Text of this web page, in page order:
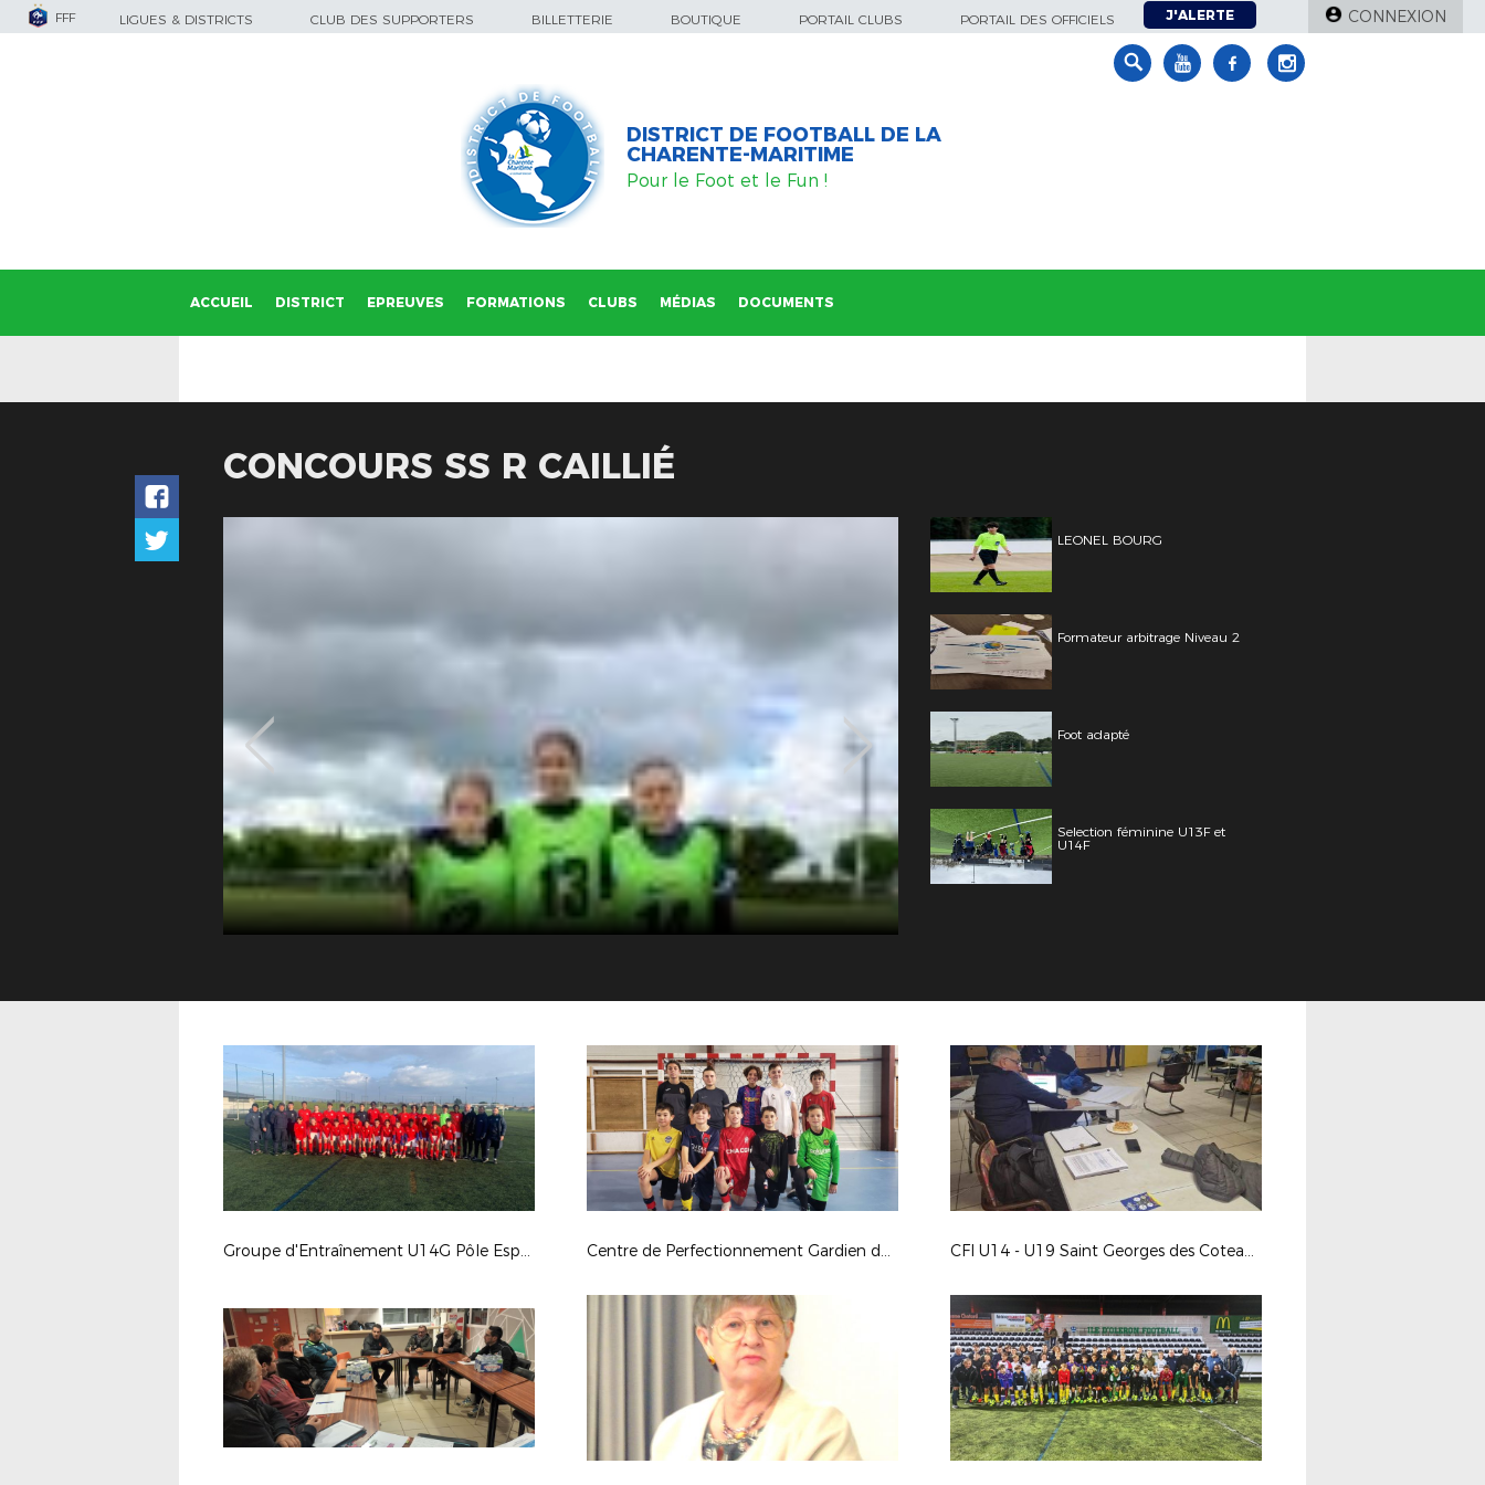
FFF LIGUES & DISTRICTS CLUB DES SUPPORTERS BILLETTERIE BOUTIQUE PORTAIL CLUBS PORTAIL DES OFFICIELS J'ALERTE CONNEXION
DISTRICT DE FOOTBALL DE LA
CHARENTE-MARITIME
Pour le Foot et le Fun !
ACCUEIL DISTRICT EPREUVES FORMATIONS CLUBS MÉDIAS DOCUMENTS
CONCOURS SS R CAILLIÉ
LEONEL BOURG
Formateur arbitrage Niveau 2
Foot adapté
Selection féminine U13F et
U14F
Groupe d'Entraînement U14G Pôle Espoirs Centre de Perfectionnement Gardien de But CFI U14 - U19 Saint Georges des Coteaux et Aunis Avenir